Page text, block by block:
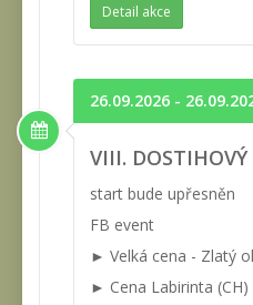
Detail akce
26.09.2026 -
VIII.
start bude upřesněn
FB event
► Velká cena - Zlatý
► Cena Labirinta (CH)